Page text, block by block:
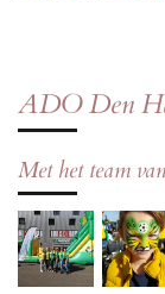
ADO Den
Met het team